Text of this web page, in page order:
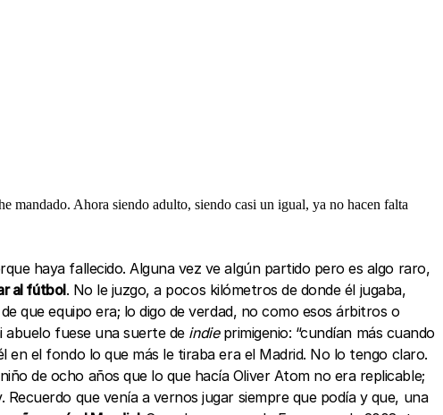
mandado. Ahora siendo adulto, siendo casi un igual, ya no hacen falta
haya fallecido. Alguna vez ve algún partido pero es algo raro,
al fútbol. No le juzgo, a pocos kilómetros de donde él jugaba,
que equipo era; lo digo de verdad, no como esos árbitros o
abuelo fuese una suerte de indieprimigenio: “cundían más cuando
en el fondo lo que más le tiraba era el Madrid. No lo tengo claro.
de ocho años que lo que hacía Oliver Atom no era replicable;
que venía a vernos jugar siempre que podía y que, una